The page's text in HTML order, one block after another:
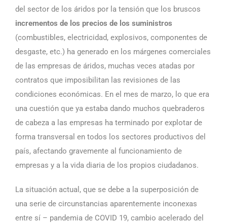
del sector de los áridos por la tensión que los bruscos
incrementos de los precios de los suministros
(combustibles, electricidad, explosivos, componentes de
desgaste, etc.) ha generado en los márgenes comerciales
de las empresas de áridos, muchas veces atadas por
contratos que imposibilitan las revisiones de las
condiciones económicas. En el mes de marzo, lo que era
una cuestión que ya estaba dando muchos quebraderos
de cabeza a las empresas ha terminado por explotar de
forma transversal en todos los sectores productivos del
país, afectando gravemente al funcionamiento de
empresas y a la vida diaria de los propios ciudadanos.
La situación actual, que se debe a la superposición de
una serie de circunstancias aparentemente inconexas
entre sí – pandemia de COVID 19, cambio acelerado del